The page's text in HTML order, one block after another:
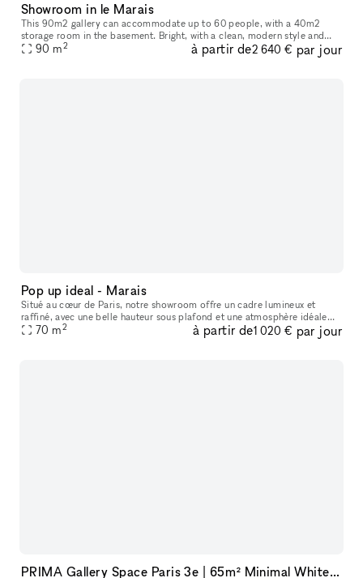
Showroom in le Marais
This 90m2 gallery can accommodate up to 60 people, with a 40m2
storage room in the basement. Bright, with a clean, modern style and
ample hanging space, this gallery is ideal for art exhibitions, sh
90 m2 à partir de2 640 € par jour
Pop up ideal - Marais
Situé au cœur de Paris, notre showroom offre un cadre lumineux et
raffiné, avec une belle hauteur sous plafond et une atmosphère idéale
pour accueillir des marques, des collections et des événements
70 m2 à partir de1 020 € par jour
PRIMA Gallery Space Paris 3e | 65m² Minimal White Cube in Haut-Marais